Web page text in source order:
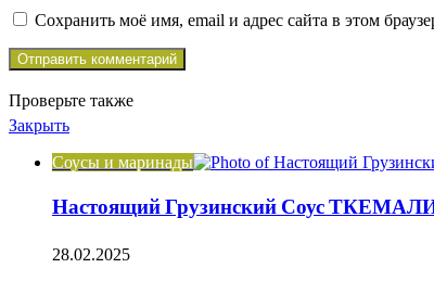
Сохранить моё имя, email и адрес сайта в этом
Проверьте также
Закрыть
Соусы и маринады
Настоящий Грузинский Соус
28.02.2025